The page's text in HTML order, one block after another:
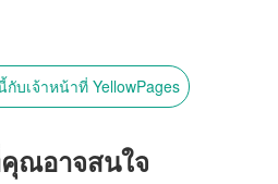
บเจ้าหน้าที่ YellowPages
ณอาจสนใจ